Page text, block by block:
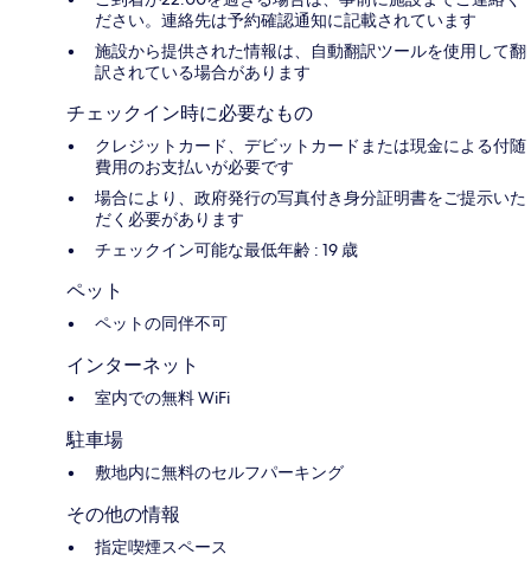
ださい。連絡先は予約確認通知に記載されています
施設から提供された情報は、自動翻訳ツールを使用して翻
訳されている場合があります
チェックイン時に必要なもの
クレジットカード、デビットカードまたは現金による付随
費用のお支払いが必要です
場合により、政府発行の写真付き身分証明書をご提示いた
だく必要があります
チェックイン可能な最低年齢 : 19 歳
ペット
ペットの同伴不可
インターネット
室内での無料 WiFi
駐車場
敷地内に無料のセルフパーキング
その他の情報
指定喫煙スペース